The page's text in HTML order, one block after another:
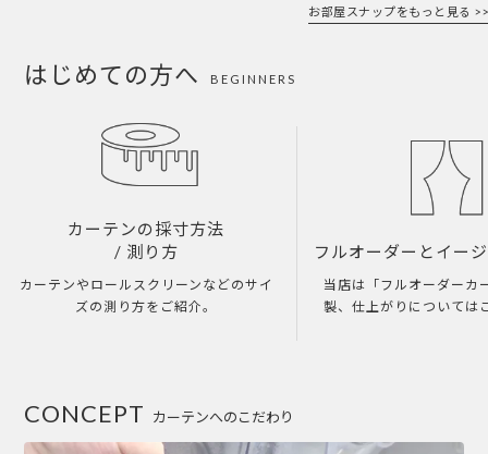
お部屋スナップをもっと見る >>
はじめての方へ BEGINNERS
カーテンの採寸方法
/ 測り方
カーテンやロールスクリーンなどのサイ
ズの測り方をご紹介。
フルオーダーとイー
当店は「フルオーダーカ
製、仕上がりについては
カーテンへのこだわり
CONCEPT